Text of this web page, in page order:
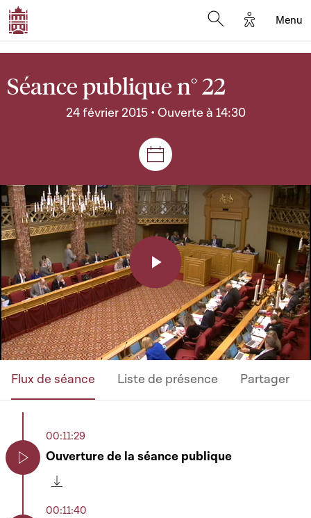
Options
Menu
Séance publique n° 22
24 février 2015 • Ouverte à 14:30
Séances et réunions
Play
Video
Flux de séance Liste de présence Partager
00:11:29
Ouverture de la séance publique
00:11:40